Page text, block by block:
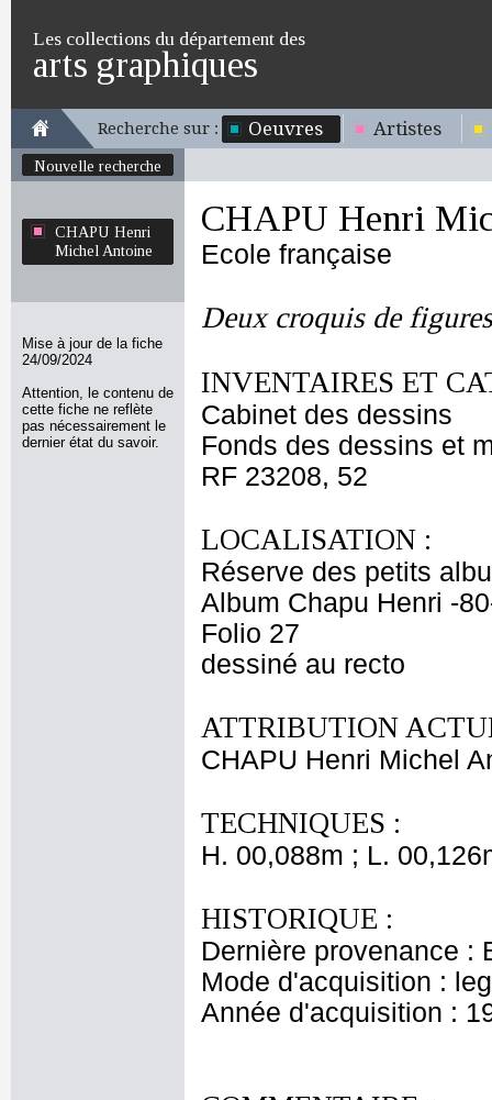
Les collections du département des
arts graphiques
Recherche sur : Oeuvres Artistes
Nouvelle recherche
CHAPU Henri
Michel Antoine
Mise à jour de la fiche
24/09/2024
Attention, le contenu de
cette fiche ne reflète
pas nécessairement le
dernier état du savoir.
CHAPU Henri
Ecole française
Deux croquis de
INVENTAIRES ET
Cabinet des dessins
Fonds des dessins et
RF 23208, 52
LOCALISATION :
Réserve des petits
Album Chapu Henri -
Folio 27
dessiné au recto
ATTRIBUTION
CHAPU Henri Michel
TECHNIQUES :
H. 00,088m ; L.
HISTORIQUE :
Dernière provenance :
Mode d'acquisition :
Année d'acquisition :